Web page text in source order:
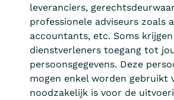
leveranciers,
professionele adviseurs zoals
accountants, etc. Soms
dienstverleners toegang tot
persoonsgegevens. Deze
mogen enkel worden gebruikt
noodzakelijk is voor de